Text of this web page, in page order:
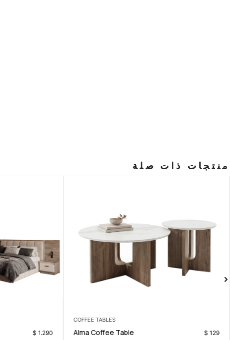
منتجات ذات صلة
COFFEE TABLES
Alma Coffee Table 129
$
1.290
$